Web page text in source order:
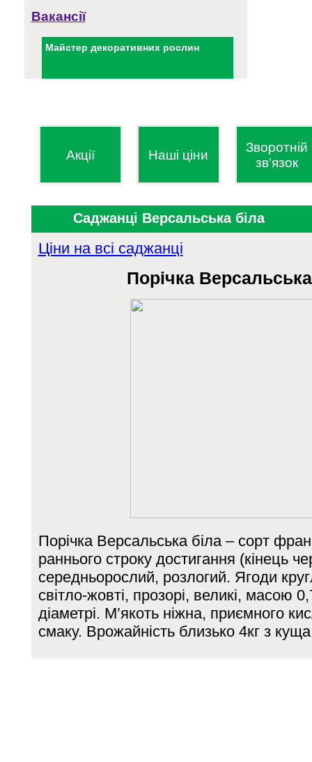
Вакансії
Майстер декоративних рослин
Акції Наші ціни
Зворотній
зв'язок
Саджанці Версальська біла
Ціни на всі саджанці
Порічка
Порічка Версальська біла – сорт
раннього строку достигання (кінець
середньорослий, розлогий. Ягоди
світло-жовті, прозорі, великі, масою
діаметрі. М’якоть ніжна, приємного
смаку. Врожайність близько 4кг з